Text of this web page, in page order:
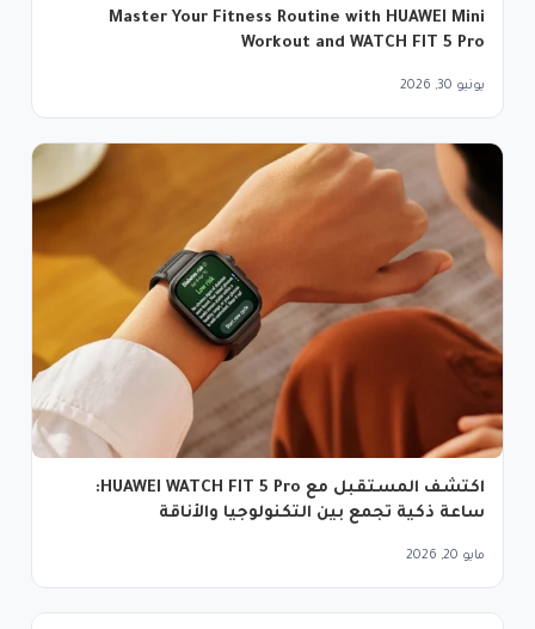
Master Your Fitness Routine with HUAWEI Mini
Workout and WATCH FIT 5 Pro
يونيو 30, 2026
اكتشف المستقبل مع HUAWEI WATCH FIT 5 Pro:
ساعة ذكية تجمع بين التكنولوجيا والأناقة
مايو 20, 2026